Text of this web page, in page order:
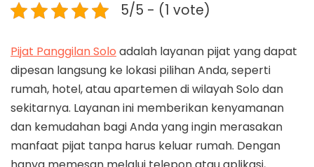
5/5 - (1 vote)
Pijat Panggilan Solo adalah layanan pijat yang dapat
dipesan langsung ke lokasi pilihan Anda, seperti
rumah, hotel, atau apartemen di wilayah Solo dan
sekitarnya. Layanan ini memberikan kenyamanan
dan kemudahan bagi Anda yang ingin merasakan
manfaat pijat tanpa harus keluar rumah. Dengan